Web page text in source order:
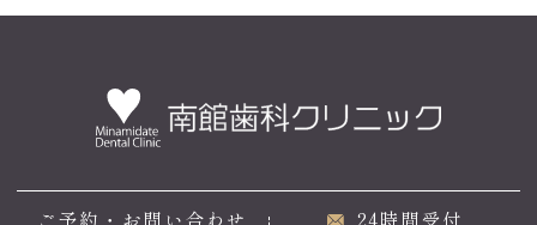
ご予約・お問い合わせ 24時間受付